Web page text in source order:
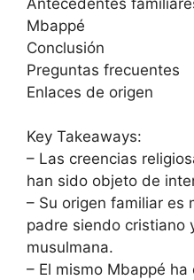
Mbappé
Conclusión
Preguntas frecuentes
Enlaces de origen
Key Takeaways:
– Las creencias
han sido objeto de
– Su origen familiar es
padre siendo cristiano
musulmana.
– El mismo Mbappé